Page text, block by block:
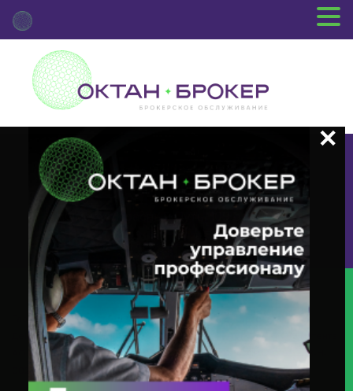
+7 (3812) 29-00-92
г.Омск ул.Красный Путь, 109 оф.510
Главная Новости Депозитария
(INTR) О Корпоративном
Действии «Выплата Купонного Дохода» С Ценными Бумагами Эмитента
АО «Эталон-Финанс» ИНН 7705619586 (облигация 4B02-01-55338-H-
002P / ISIN RU000A105VU7)